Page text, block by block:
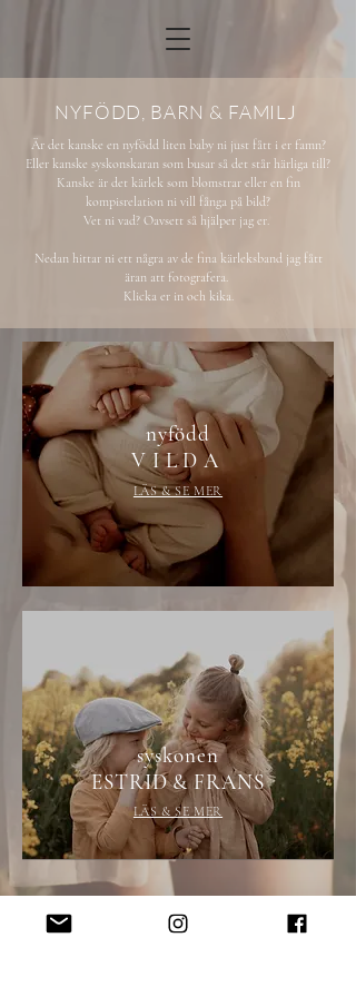
NYFÖDD, BARN & FAMILJ
Är det kanske en nyfödd liten baby ni just fått i er famn?
Eller kanske syskonskaran som busar så det står härliga till?
Kanske är det kärlek som blomstrar eller en fin
kompisrelation ni vill fånga på bild?
Vet ni vad? Oavsett så hjälper jag er.
Nedan hittar ni ett några av de fina kärleksband jag fått
äran att fotografera.
Klicka er in och kika.
nyfödd
V I L D A
LÄS & SE MER
syskonen
ESTRID & FRANS
LÄS & SE MER